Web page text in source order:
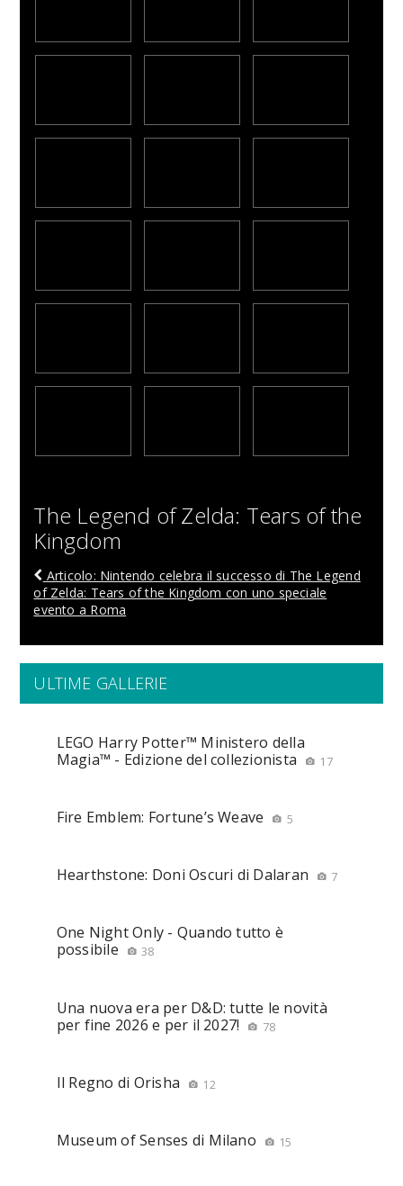
The Legend of Zelda: Tears of the
Kingdom
Articolo: Nintendo celebra il successo di The Legend
of Zelda: Tears of the Kingdom con uno speciale
evento a Roma
ULTIME GALLERIE
LEGO Harry Potter™ Ministero della
Magia™ - Edizione del collezionista
17
Fire Emblem: Fortune’s Weave 5
Hearthstone: Doni Oscuri di Dalaran 7
One Night Only - Quando tutto è
possibile
38
Una nuova era per D&D: tutte le novità
per fine 2026 e per il 2027!
78
Il Regno di Orisha 12
Museum of Senses di Milano 15